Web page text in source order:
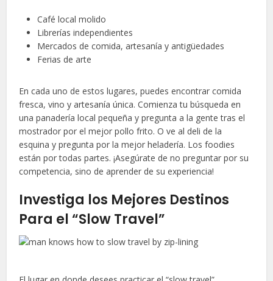
Café local molido
Librerías independientes
Mercados de comida, artesanía y antigüedades
Ferias de arte
En cada uno de estos lugares, puedes encontrar comida
fresca, vino y artesanía única. Comienza tu búsqueda en
una panadería local pequeña y pregunta a la gente tras el
mostrador por el mejor pollo frito. O ve al deli de la
esquina y pregunta por la mejor heladería. Los foodies
están por todas partes. ¡Asegúrate de no preguntar por su
competencia, sino de aprender de su experiencia!
Investiga los Mejores Destinos
Para el “Slow Travel”